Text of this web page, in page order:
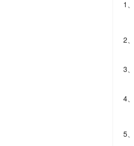
1、
2、
3、
4、
5、